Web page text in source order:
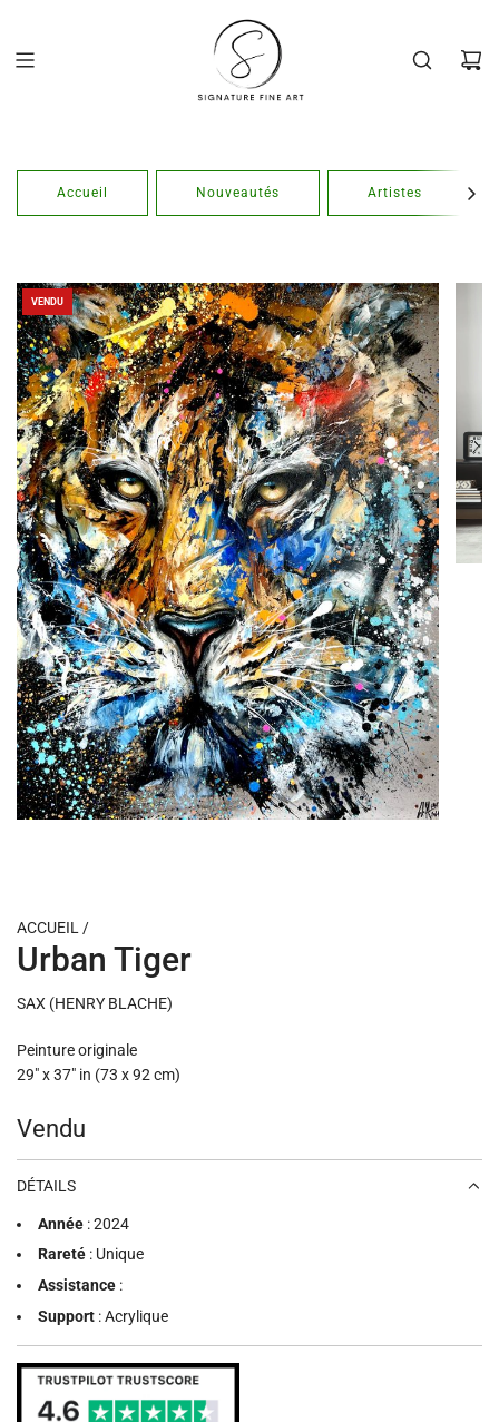
contenu
Accueil Nouveautés Artistes
VENDU
ACCUEIL /
Urban Tiger
SAX (HENRY BLACHE)
Peinture originale
29" x 37" in (73 x 92 cm)
Prix
régulier
Vendu
DÉTAILS
Année : 2024
Rareté : Unique
Assistance :
Support : Acrylique